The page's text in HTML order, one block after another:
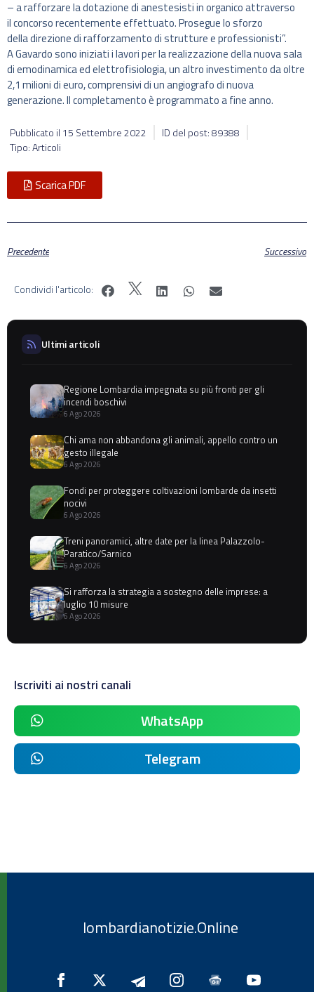
– a rafforzare la dotazione di anestesisti in organico attraverso
il concorso recentemente effettuato. Prosegue lo sforzo
della direzione di rafforzamento di strutture e professionisti”.
A Gavardo sono iniziati i lavori per la realizzazione della nuova sala
di emodinamica ed elettrofisiologia, un altro investimento da oltre
2,1 milioni di euro, comprensivi di un angiografo di nuova
generazione. Il completamento è programmato a fine anno.
Pubblicato il 15 Settembre 2022
ID del post: 89388
Tipo: Articoli
Scarica PDF
Precedente Successivo
Condividi l'articolo:
Ultimi articoli
Regione Lombardia impegnata su più fronti per gli
incendi boschivi
6 Ago 2026
Chi ama non abbandona gli animali, appello contro un
gesto illegale
6 Ago 2026
Fondi per proteggere coltivazioni lombarde da insetti
nocivi
6 Ago 2026
Treni panoramici, altre date per la linea Palazzolo-
Paratico/Sarnico
6 Ago 2026
Si rafforza la strategia a sostegno delle imprese: a
luglio 10 misure
6 Ago 2026
Iscriviti ai nostri canali
WhatsApp
Telegram
lombardianotizie.Online